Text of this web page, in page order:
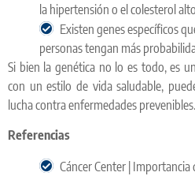
la hipertensión o el colesterol
Existen genes específicos
personas tengan más
Si bien la genética no lo es todo, es
con un estilo de vida saludable,
lucha contra enfermedades prevenibles.
Referencias
Cáncer Center |